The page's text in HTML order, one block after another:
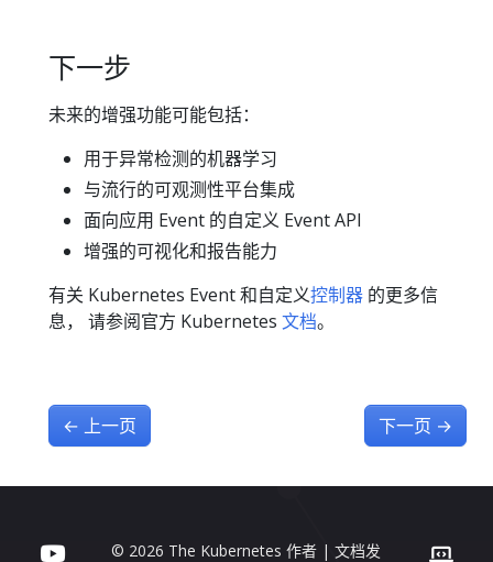
下一步
未来的增强功能可能包括：
用于异常检测的机器学习
与流行的可观测性平台集成
面向应用 Event 的自定义 Event API
增强的可视化和报告能力
有关 Kubernetes Event 和自定义控制器 的更多信
息， 请参阅官方 Kubernetes 文档。
← 上一页 下一页 →
© 2026 The Kubernetes 作者 | 文档发